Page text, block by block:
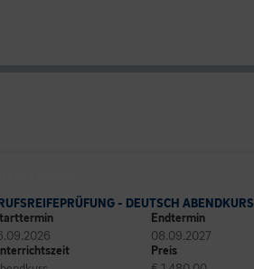
- DEUTSCH ABENDKURS
Endtermin
08.09.2027
Preis